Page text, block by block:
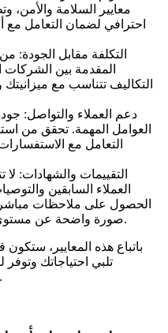
معايير السلامة
احترافي لضمان التعامل
التكلفة مقابل الجودة:
المقدمة بين الشركات
التكاليف تتناسب مع
دعم العملاء والتواصل:
العوامل المهمة. تحقق من
التعامل مع
التقييمات والشهادات:
العملاء السابقين
الحصول على ملاحظات
صورة واضحة عن مستوى الخدمة التي تقدمها الشركة.
باتباع هذه المعايير،
تلبي احتياجاتك
لممتلكاتك، مثل شركة قناص الخليج.